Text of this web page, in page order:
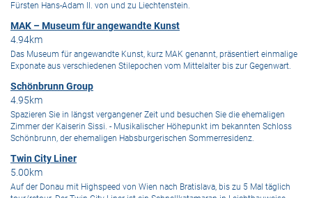
Fürsten Hans-Adam II. von und zu Liechtenstein.
MAK – Museum für angewandte Kunst
4.94km
Das Museum für angewandte Kunst, kurz MAK genannt, präsentiert einmalige
Exponate aus verschiedenen Stilepochen vom Mittelalter bis zur Gegenwart.
Schönbrunn Group
4.95km
Spazieren Sie in längst vergangener Zeit und besuchen Sie die ehemaligen
Zimmer der Kaiserin Sissi. - Musikalischer Höhepunkt im bekannten Schloss
Schönbrunn, der ehemaligen Habsburgerischen Sommerresidenz.
Twin City Liner
5.00km
Auf der Donau mit Highspeed von Wien nach Bratislava, bis zu 5 Mal täglich